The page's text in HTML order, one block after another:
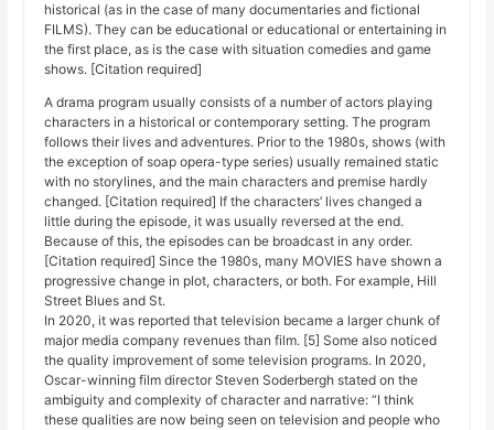
historical (as in the case of many documentaries and fictional
FILMS). They can be educational or educational or entertaining in
the first place, as is the case with situation comedies and game
shows. [Citation required]
A drama program usually consists of a number of actors playing
characters in a historical or contemporary setting. The program
follows their lives and adventures. Prior to the 1980s, shows (with
the exception of soap opera-type series) usually remained static
with no storylines, and the main characters and premise hardly
changed. [Citation required] If the characters’ lives changed a
little during the episode, it was usually reversed at the end.
Because of this, the episodes can be broadcast in any order.
[Citation required] Since the 1980s, many MOVIES have shown a
progressive change in plot, characters, or both. For example, Hill
Street Blues and St.
In 2020, it was reported that television became a larger chunk of
major media company revenues than film. [5] Some also noticed
the quality improvement of some television programs. In 2020,
Oscar-winning film director Steven Soderbergh stated on the
ambiguity and complexity of character and narrative: “I think
these qualities are now being seen on television and people who